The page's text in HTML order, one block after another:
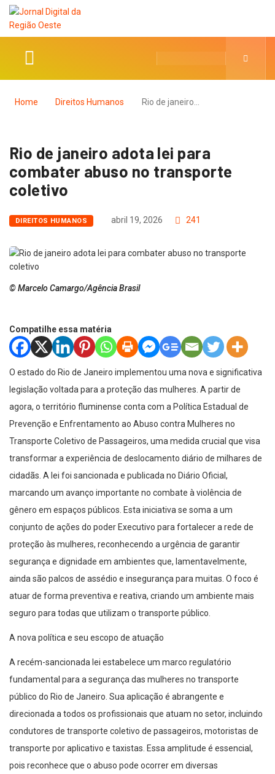
Home Direitos Humanos Rio de janeiro…
Rio de janeiro adota lei para
combater abuso no transporte
coletivo
DIREITOS HUMANOS abril 19, 2026 241
© Marcelo Camargo/Agência Brasil
Compatilhe essa matéria
O estado do Rio de Janeiro implementou uma nova e significativa
legislação voltada para a proteção das mulheres. A partir de
agora, o território fluminense conta com a Política Estadual de
Prevenção e Enfrentamento ao Abuso contra Mulheres no
Transporte Coletivo de Passageiros, uma medida crucial que visa
transformar a experiência de deslocamento diário de milhares de
cidadãs. A lei foi sancionada e publicada no Diário Oficial,
marcando um avanço importante no combate à violência de
gênero em espaços públicos. Esta iniciativa se soma a um
conjunto de ações do poder Executivo para fortalecer a rede de
proteção às mulheres, reconhecendo a urgência de garantir
segurança e dignidade em ambientes que, lamentavelmente,
ainda são palcos de assédio e insegurança para muitas. O foco é
atuar de forma preventiva e reativa, criando um ambiente mais
seguro para todas que utilizam o transporte público.
A nova política e seu escopo de atuação
A recém-sancionada lei estabelece um marco regulatório
fundamental para a segurança das mulheres no transporte
público do Rio de Janeiro. Sua aplicação é abrangente e
direcionada a todos os profissionais que atuam no setor, incluindo
condutores de transporte coletivo de passageiros, motoristas de
transporte por aplicativo e taxistas. Essa amplitude é essencial,
pois reconhece que o abuso pode ocorrer em diversas